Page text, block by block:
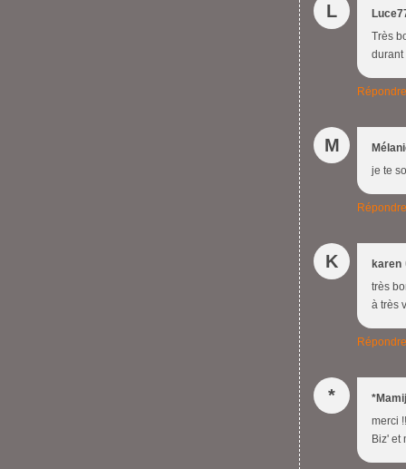
L
Très
durant
Répondre
M
je te
Répondre
K karen
très
à très
Répondre
*
merci
Biz' et